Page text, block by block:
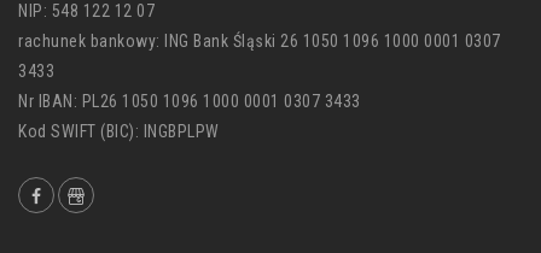
NIP: 548 122 12 07
rachunek bankowy: ING Bank Śląski 26 1050 1096 1000 0001 0307
3433
Nr IBAN: PL26 1050 1096 1000 0001 0307 3433
Kod SWIFT (BIC): INGBPLPW